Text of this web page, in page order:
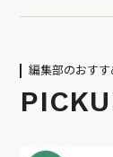
編集部のおすす